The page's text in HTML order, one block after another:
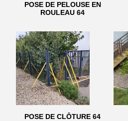
POSE DE PELOUSE EN
ROULEAU 64
POSE DE CLÔTURE 64